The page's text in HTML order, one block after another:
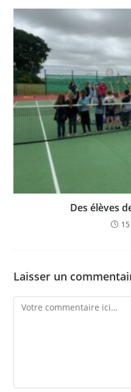
Des élèves
Laisser un
Comment